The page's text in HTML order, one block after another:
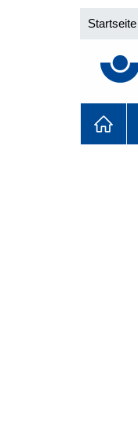
Startseite